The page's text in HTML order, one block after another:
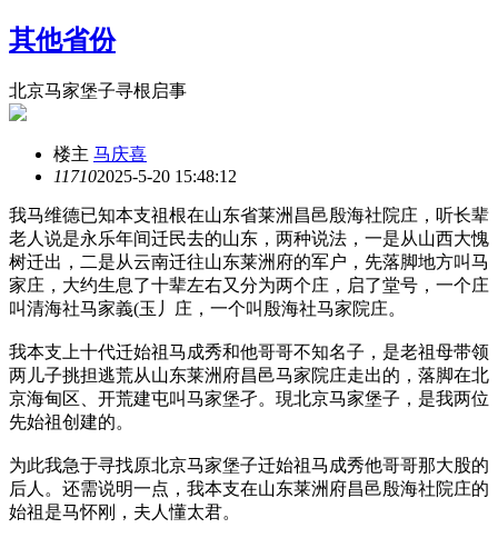
其他省份
北京马家堡子寻根启事
楼主 马庆喜
117102025-5-20 15:48:12
我马维德已知本支祖根在山东省莱洲昌邑殷海社院庄，听长辈
老人说是永乐年间迁民去的山东，两种说法，一是从山西大愧
树迁出，二是从云南迁往山东莱洲府的军户，先落脚地方叫马
家庄，大约生息了十辈左右又分为两个庄，启了堂号，一个庄
叫清海社马家義(玉丿庄，一个叫殷海社马家院庄。
我本支上十代迁始祖马成秀和他哥哥不知名子，是老祖母带领
两儿子挑担逃荒从山东莱洲府昌邑马家院庄走出的，落脚在北
京海甸区、开荒建屯叫马家堡孑。現北京马家堡子，是我两位
先始祖创建的。
为此我急于寻找原北京马家堡子迁始祖马成秀他哥哥那大股的
后人。还需说明一点，我本支在山东莱洲府昌邑殷海社院庄的
始祖是马怀刚，夫人懂太君。